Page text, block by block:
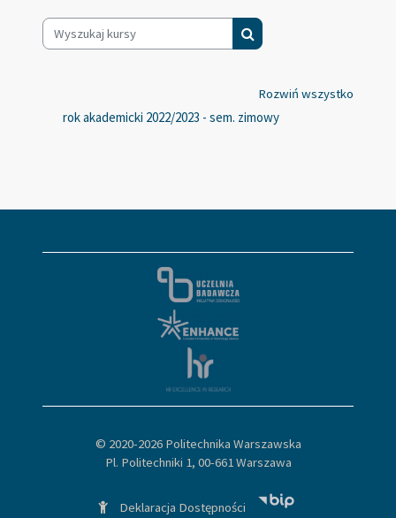
Wyszukaj kursy
Wyszukaj kursy
Rozwiń wszystko
rok akademicki 2022/2023 - sem. zimowy
© 2020-2026 Politechnika Warszawska
Pl. Politechniki 1, 00-661 Warszawa
Deklaracja Dostępności